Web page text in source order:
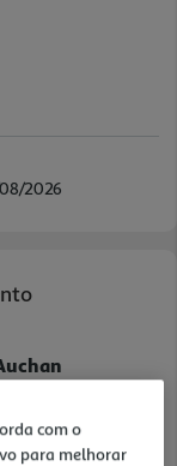
e à te
de2026
com o
para melhorar